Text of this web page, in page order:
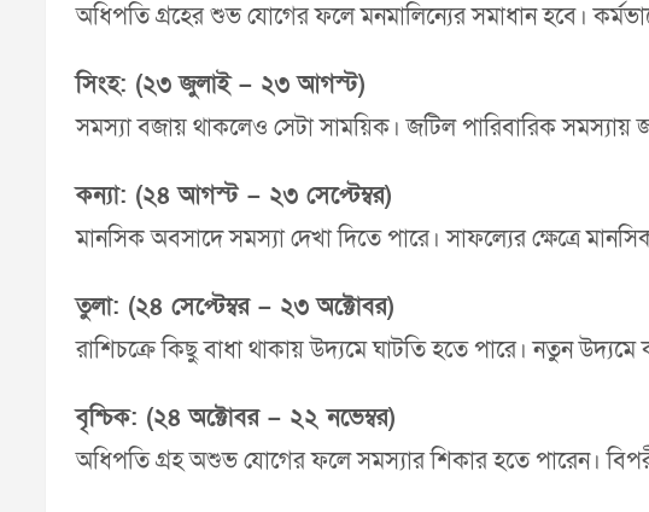
অধিপতি গ্রহের শুভ যোগের ফলে মনমালিন্যের সমাধান হবে।
সিংহ: (২৩ জুলাই – ২৩ আগস্ট)
সমস্যা বজায় থাকলেও সেটা সাময়িক। জটিল পারিবারিক
কন্যা: (২৪ আগস্ট – ২৩ সেপ্টেম্বর)
মানসিক অবসাদে সমস্যা দেখা দিতে পারে। সাফল্যের ক্ষেত্রে
তুলা: (২৪ সেপ্টেম্বর – ২৩ অক্টোবর)
রাশিচক্রে কিছু বাধা থাকায় উদ্যমে ঘাটতি হতে পারে। নতুন
বৃশ্চিক: (২৪ অক্টোবর – ২২ নভেম্বর)
অধিপতি গ্রহ অশুভ যোগের ফলে সমস্যার শিকার হতে পারেন।